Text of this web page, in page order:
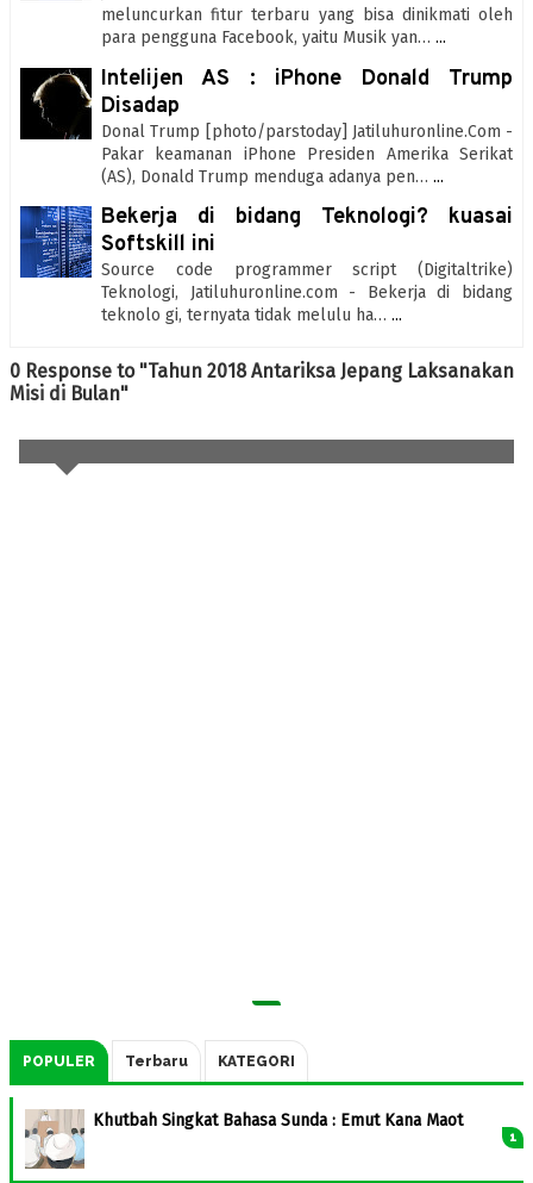
meluncurkan fitur terbaru yang bisa dinikmati oleh
para pengguna Facebook, yaitu Musik yan… ...
Intelijen AS : iPhone Donald Trump
Disadap
Donal Trump [photo/parstoday] Jatiluhuronline.Com -
Pakar keamanan iPhone Presiden Amerika Serikat
(AS), Donald Trump menduga adanya pen… ...
Bekerja di bidang Teknologi? kuasai
Softskill ini
Source code programmer script (Digitaltrike)
Teknologi, Jatiluhuronline.com - Bekerja di bidang
teknolo gi, ternyata tidak melulu ha… ...
0 Response to "Tahun 2018 Antariksa Jepang Laksanakan
Misi di Bulan"
POPULER Terbaru KATEGORI
Khutbah Singkat Bahasa Sunda : Emut Kana Maot